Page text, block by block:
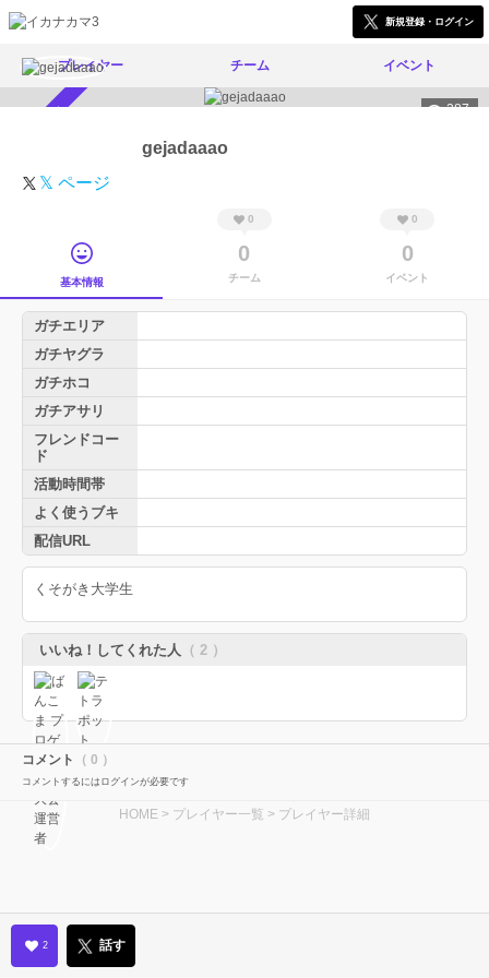
新規登録・ログイン
プレイヤー チーム イベント
287
gejadaaao
𝕏 ページ
基本情報
0
0
チーム
0
0
イベント
ガチエリア
ガチヤグラ
ガチホコ
ガチアサリ
フレンドコー
ド
活動時間帯
よく使うブキ
配信URL
くそがき大学生
いいね！してくれた人 （ 2 ）
コメント （ 0 ）
コメントするにはログインが必要です
HOME > プレイヤー一覧 > プレイヤー詳細
2 話す